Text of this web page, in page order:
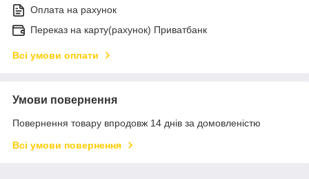
Оплата на рахунок
Переказ на карту(рахунок) Приватбанк
Всі умови оплати
Умови повернення
Повернення товару впродовж 14 днів за домовленістю
Всі умови повернення